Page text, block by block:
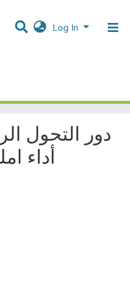
Log In
دور التحول الرقمي يف
دور التحول
أداء